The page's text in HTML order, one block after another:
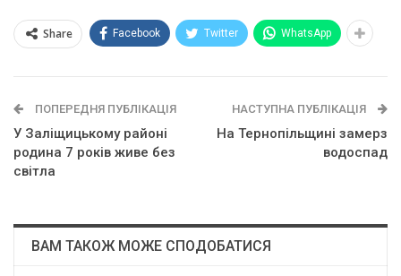
Share Facebook Twitter WhatsApp
ПОПЕРЕДНЯ ПУБЛІКАЦІЯ
У Заліщицькому районі
родина 7 років живе без
світла
НАСТУПНА ПУБЛІКАЦІЯ
На Тернопільщині замерз
водоспад
ВАМ ТАКОЖ МОЖЕ СПОДОБАТИСЯ